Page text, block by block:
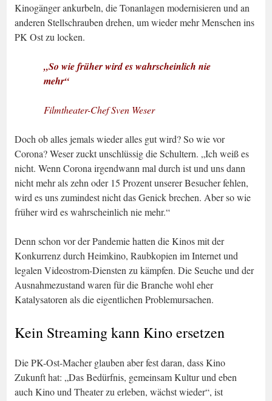
Kinogänger ankurbeln, die Tonanlagen modernisieren und an
anderen Stellschrauben drehen, um wieder mehr Menschen ins
PK Ost zu locken.
„So wie früher wird es wahrscheinlich nie
mehr“
Filmtheater-Chef Sven Weser
Doch ob alles jemals wieder alles gut wird? So wie vor
Corona? Weser zuckt unschlüssig die Schultern. „Ich weiß es
nicht. Wenn Corona irgendwann mal durch ist und uns dann
nicht mehr als zehn oder 15 Prozent unserer Besucher fehlen,
wird es uns zumindest nicht das Genick brechen. Aber so wie
früher wird es wahrscheinlich nie mehr.“
Denn schon vor der Pandemie hatten die Kinos mit der
Konkurrenz durch Heimkino, Raubkopien im Internet und
legalen Videostrom-Diensten zu kämpfen. Die Seuche und der
Ausnahmezustand waren für die Branche wohl eher
Katalysatoren als die eigentlichen Problemursachen.
Kein Streaming kann Kino ersetzen
Die PK-Ost-Macher glauben aber fest daran, dass Kino
Zukunft hat: „Das Bedürfnis, gemeinsam Kultur und eben
auch Kino und Theater zu erleben, wächst wieder“, ist